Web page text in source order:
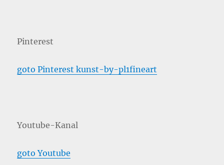
Pinterest
goto Pinterest kunst-by-pl1fineart
Youtube-Kanal
goto Youtube